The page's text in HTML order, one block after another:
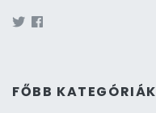
FŐBB KATEGÓRIÁK